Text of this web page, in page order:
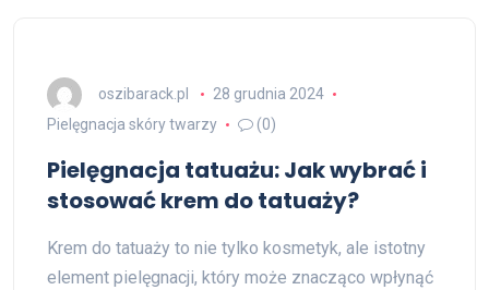
oszibarack.pl
28 grudnia 2024
Pielęgnacja skóry twarzy
(0)
Pielęgnacja tatuażu: Jak wybrać i
stosować krem do tatuaży?
Krem do tatuaży to nie tylko kosmetyk, ale istotny
element pielęgnacji, który może znacząco wpłynąć